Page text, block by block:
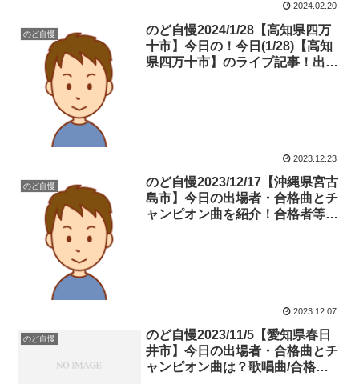
2024.02.20
のど自慢
のど自慢2024/1/28【高知県四万
十市】今日の！今日(1/28)【高知
県四万十市】のライブ記事！出場
2023.12.23
のど自慢
のど自慢2023/12/17【沖縄県宮古
島市】今日の出場者・合格曲とチ
ャンピオン曲を紹介！合格者等も
2023.12.07
のど自慢
のど自慢2023/11/5【愛知県春日
井市】今日の出場者・合格曲とチ
ャンピオン曲は？歌唱曲/合格者